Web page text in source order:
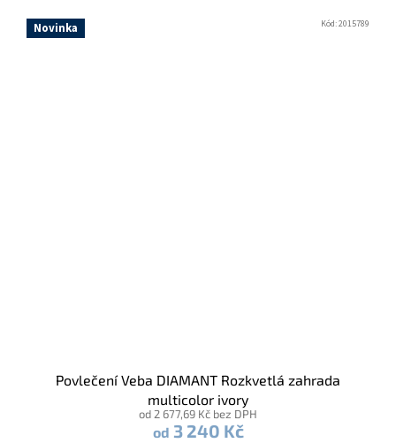
Novinka
Povlečení Veba DIAMANT Rozkvetlá zahrada
multicolor ivory
od 2 677,69 Kč bez DPH
od 3 240 Kč
Kód:2015789